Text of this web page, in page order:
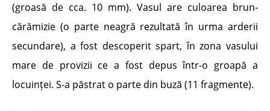
(groasă de cca. 10 mm). Vasul are culoarea brun-
cărămizie (o parte neagră rezultată în urma arderii
secundare), a fost descoperit spart, în zona vasului
mare de provizii ce a fost depus într-o groapă a
locuinței. S-a păstrat o parte din buză (11 fragmente).